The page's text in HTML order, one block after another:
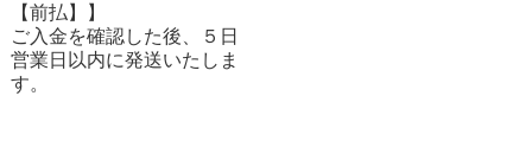
【前払】】
ご入金を確認した後、５日
営業日以内に発送いたしま
す。